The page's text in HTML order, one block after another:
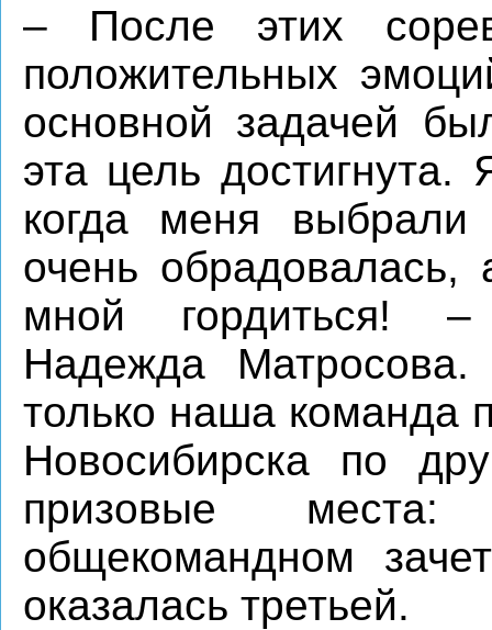
– После этих
положительных
основной задачей
эта цель
когда меня
очень
мной гордиться! –
Надежда
только наша команда
Новосибирска по
призовые
общекомандном
оказалась третьей.